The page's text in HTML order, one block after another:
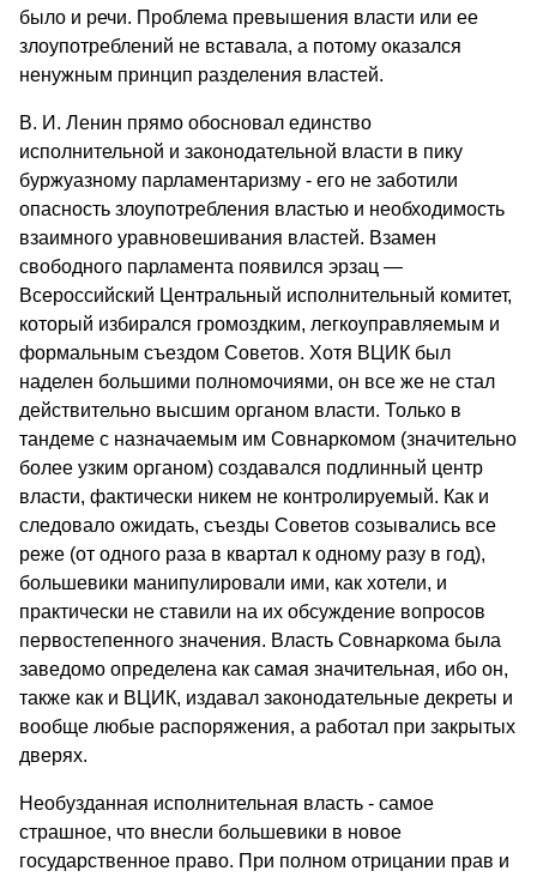
было и речи. Проблема превышения власти или ее
злоупо­треблений не вставала, а потому оказался
ненужным принцип раз­деления властей.
В. И. Ленин прямо обосновал единство
исполнительной и зако­нодательной власти в пику
буржуазному парламентаризму - его не заботили
опасность злоупотребления властью и необходимость
вза­имного уравновешивания властей. Взамен
свободного парламента появился эрзац —
Всероссийский Центральный исполнительный ко­митет,
который избирался громоздким, легкоуправляемым и
фор­мальным съездом Советов. Хотя ВЦИК был
наделен большими полномочиями, он все же не стал
действительно высшим органом власти. Только в
тандеме с назначаемым им Совнаркомом (значи­тельно
более узким органом) создавался подлинный центр
власти, фактически никем не контролируемый. Как и
следовало ожидать, съезды Советов созывались все
реже (от одного раза в квартал к одному разу в год),
большевики манипулировали ими, как хотели, и
практически не ставили на их обсуждение вопросов
первостепен­ного значения. Власть Совнаркома была
заведомо определена как самая значительная, ибо он,
также как и ВЦИК, издавал законода­тельные декреты и
вообще любые распоряжения, а работал при закрытых
дверях.
Необузданная исполнительная власть - самое
страшное, что внесли большевики в новое
государственное право. При полном отрицании прав и